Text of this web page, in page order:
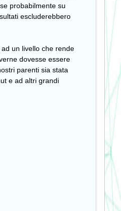
probabilmente su
escluderebbero
un livello che rende
dovesse essere
parenti sia stata
e ad altri grandi